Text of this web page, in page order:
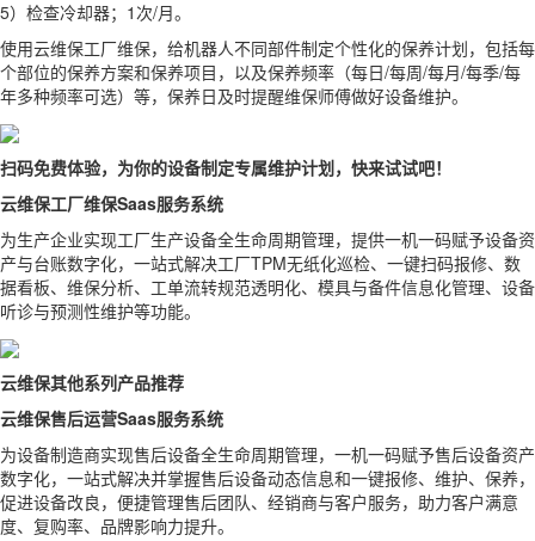
5）检查冷却器；1次/月。
使用云维保工厂维保，给机器人不同部件制定个性化的保养计划，包括每
个部位的保养方案和保养项目，以及保养频率（每日/每周/每月/每季/每
年多种频率可选）等，保养日及时提醒维保师傅做好设备维护。
扫码免费体验，为你的设备制定专属维护计划，快来试试吧！
云维保工厂维保Saas服务系统
为生产企业实现工厂生产设备全生命周期管理，提供一机一码赋予设备资
产与台账数字化，一站式解决工厂TPM无纸化巡检、一键扫码报修、数
据看板、维保分析、工单流转规范透明化、模具与备件信息化管理、设备
听诊与预测性维护等功能。
云维保其他系列产品推荐
云维保售后运营Saas服务系统
为设备制造商实现售后设备全生命周期管理，一机一码赋予售后设备资产
数字化，一站式解决并掌握售后设备动态信息和一键报修、维护、保养，
促进设备改良，便捷管理售后团队、经销商与客户服务，助力客户满意
度、复购率、品牌影响力提升。